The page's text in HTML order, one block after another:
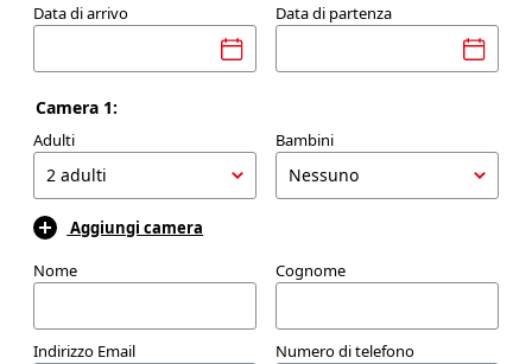
Data di arrivo Data di partenza
Camera 1:
Adulti Bambini
Aggiungi camera
Nome Cognome
Indirizzo Email Numero di telefono